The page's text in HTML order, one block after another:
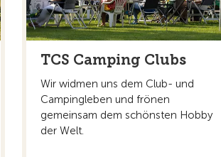
TCS Camping Clubs
Wir widmen uns dem Club- und
Campingleben und frönen
gemeinsam dem schönsten Hobby
der Welt.